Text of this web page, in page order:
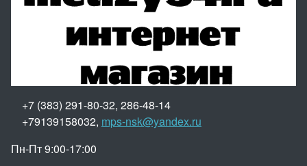
+7 (383) 291-80-32, 286-48-14
+79139158032, mps-nsk@yandex.ru
Пн-Пт 9:00-17:00